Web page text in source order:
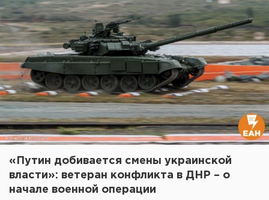
«Путин добивается смены украинской
власти»: ветеран конфликта в ДНР – о
начале военной операции